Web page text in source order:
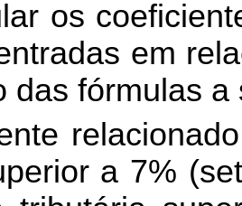
os
em
das fórmulas
a 7%